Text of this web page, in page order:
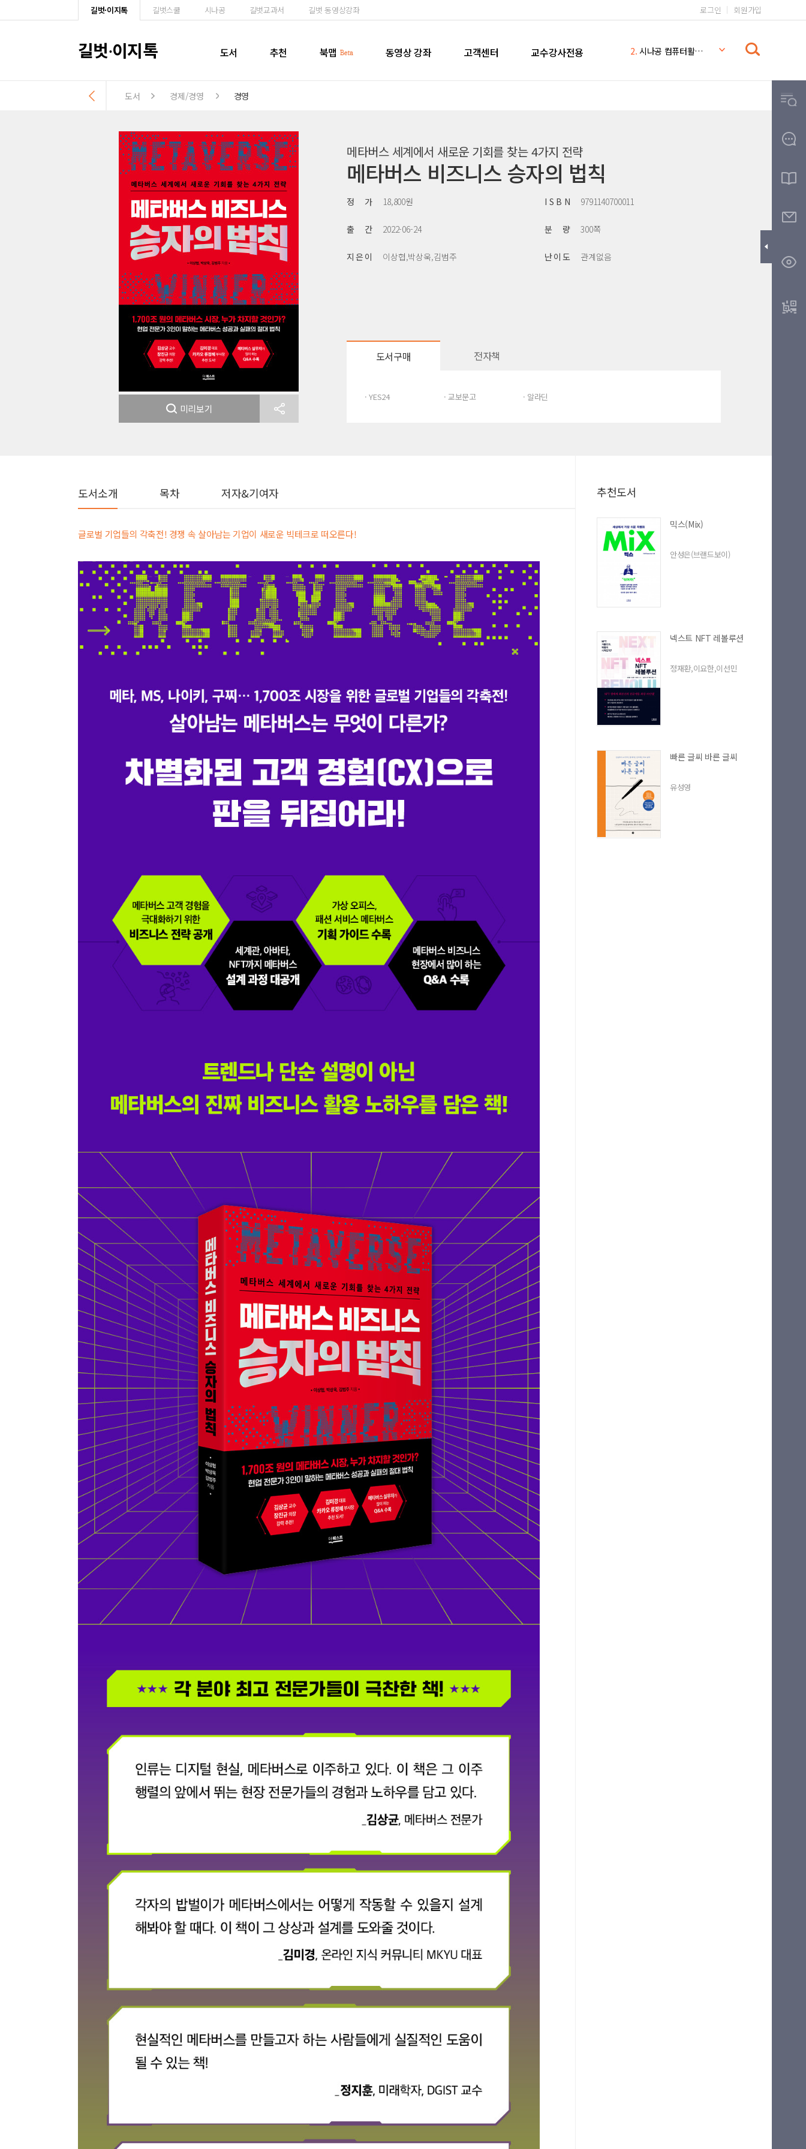
길벗·이지톡 길벗스쿨 시나공 길벗교과서 길벗 동영상강좌 로그인 회원가입
길벗·이지톡 도서 추천 북맵 동영상 강좌 고객센터 교수강사전용
3. 일본어 무작정 따라하기
도서 경제/경영 경영
미리보기
메타버스 세계에서 새로운 기회를 찾는 4가지 전략
메타버스 비즈니스 승자의 법칙
정 가 18,800원 I S B N 9791140700011
출 간 2022-06-24 분 량 300쪽
지 은 이 이상협,박상욱,김범주 난 이 도 관계없음
도서구매 전자책
· YES24 · 교보문고 · 알라딘
도서소개 목차 저자&기여자
글로벌 기업들의 각축전! 경쟁 속 살아남는 기업이 새로운 빅테크로 떠오른다!
추천도서
믹스(Mix)
안성은(브랜드보이)
넥스트 NFT 레볼루션
정재환,이요한,이선민
빠른 글씨 바른 글씨
유성영
URL 복사
인증도서 메타버스 비즈니스 승자의 법칙
ISBN
부가기호
부가기호 확인하는 방법
종이책 :
도서 뒷표지 아래쪽에 있는 바코드의 오른쪽 위 숫자
전자책(eBook) :
전자책 앞 또는 뒷부분의 판권면 (발행인, 담당 편집자 등을 표시하는 곳) 중 ISBN 부
분에 표기(예: 979-11-6050-407-1 05320로 된 곳의 뒤 다섯 자리 숫자 05320)
등록
종류* 오류 제보
문의도서 메타버스 비즈니스 승자의 법칙
* 여러 쪽이면 쉼표(,)로 구분해서 입력하세요.
제목*
내용*
첨부파일 찾아보기
* 첨부파일은 10M 이내만 가능
문의하기
알림 메시지
최근 이용 자료
내 문의/답변
내 서재
구매 인증 도서 관심 도서
동영상 강좌